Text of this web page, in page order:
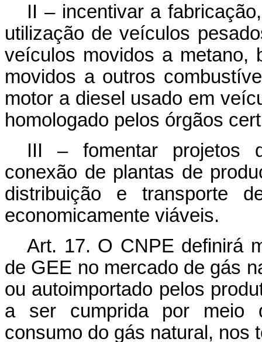
II – incentivar a
utilização de veículos
veículos movidos a metano,
movidos a outros
motor a diesel usado em
homologado pelos órgãos
III – fomentar projetos
conexão de plantas de
distribuição e transporte
economicamente viáveis.
Art. 17. O CNPE definirá
de GEE no mercado de gás
ou autoimportado pelos
a ser cumprida por meio
consumo do gás natural, nos